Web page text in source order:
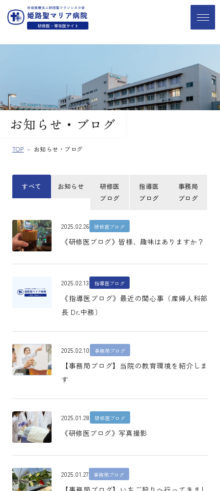
お知らせ・ブログ
TOP お知らせ・ブログ
すべて お知らせ
研修医
ブログ
指導医
ブログ
事務局
ブログ
2025.02.26 研修医ブログ
《研修医ブログ》皆様、趣味はありますか？
2025.02.13 指導医ブログ
《指導医ブログ》最近の関心事（産婦人科部
長 Dr.中務）
2025.02.10 事務局ブログ
【事務局ブログ】当院の教育環境を紹介しま
す
2025.01.28 研修医ブログ
《研修医ブログ》写真撮影
2025.01.27 事務局ブログ